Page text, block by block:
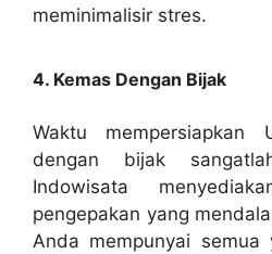
meminimalisir stres.
4. Kemas Dengan Bijak
Waktu mempersiapkan
dengan bijak
Indowisata
pengepakan yang
Anda mempunyai semua